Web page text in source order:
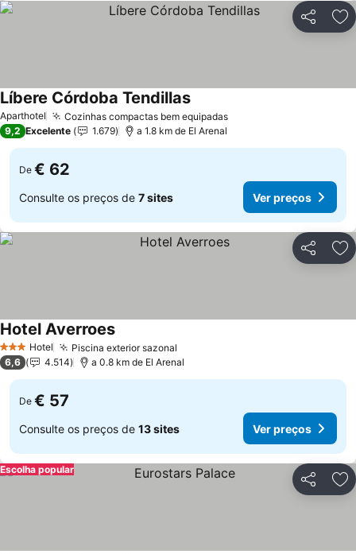
Partilhar
Aparthotel Cozinhas compactas bem equipadas
Líbere Córdoba Tendillas
9,2 Excelente 1.679 a 1.8 km de El Arenal
De € 62
Consulte os preços de 7 sites Ver preços
Partilhar
3 EstrelasHotel Piscina exterior sazonal
Hotel Averroes
6,6 4.514 a 0.8 km de El Arenal
De € 57
Consulte os preços de 13 sites Ver preços
Partilhar
Escolha popular